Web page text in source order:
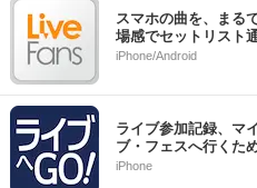
スマホの曲を、まる
場感でセットリスト
iPhone/Android
ライブ参加記録、マ
ブ・フェスへ行くた
iPhone